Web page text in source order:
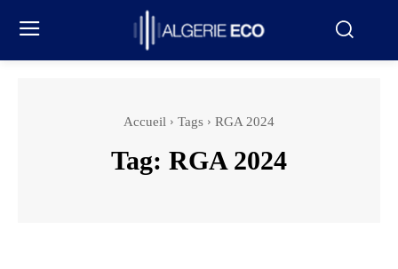
Accueil Tags RGA 2024
Tag: RGA 2024